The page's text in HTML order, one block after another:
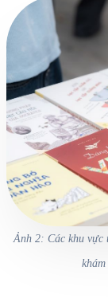
Ảnh 2: Các khu vực